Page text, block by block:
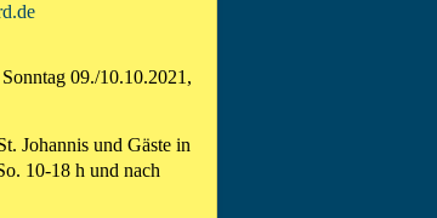
09./10.10.2021,
Johannis und Gäste in
10-18 h und nach